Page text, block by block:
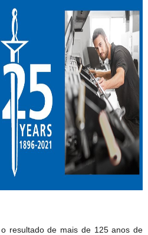
resultado de mais de 125 anos de